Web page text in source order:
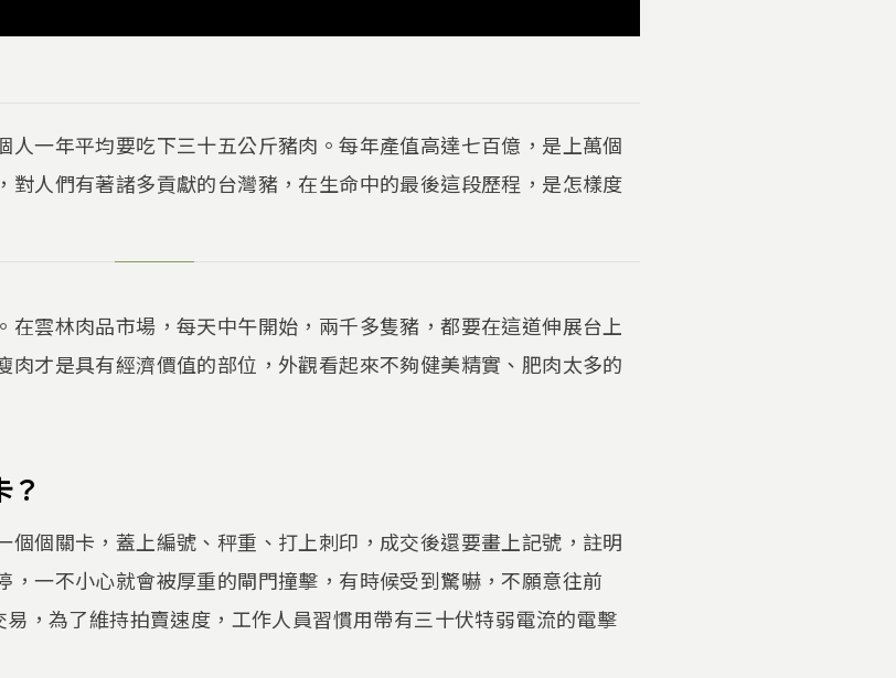
人一年平均要吃下三十五公斤豬肉。每年產值高達七百億，是上萬個
對人們有著諸多貢獻的台灣豬，在生命中的最後這段歷程，是怎樣度
雲林肉品市場，每天中午開始，兩千多隻豬，都要在這道伸展台上
肉才是具有經濟價值的部位，外觀看起來不夠健美精實、肥肉太多的
？
個個關卡，蓋上編號、秤重、打上刺印，成交後還要畫上記號，註明
，一不小心就會被厚重的閘門撞擊，有時候受到驚嚇，不願意往前
，為了維持拍賣速度，工作人員習慣用帶有三十伏特弱電流的電擊